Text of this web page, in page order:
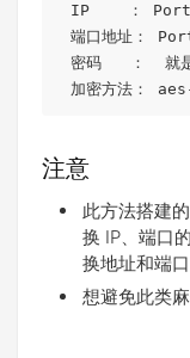
IP
： Port
端口地址：
密码   ：  就是
加密方法：
注意
此方法搭建
换 IP、端口
换地址和端口
想避免此类